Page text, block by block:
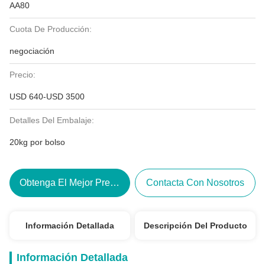
AA80
Cuota De Producción:
negociación
Precio:
USD 640-USD 3500
Detalles Del Embalaje:
20kg por bolso
Obtenga El Mejor Precio Contacta Con Nosotros
Información Detallada Descripción Del Producto
Información Detallada